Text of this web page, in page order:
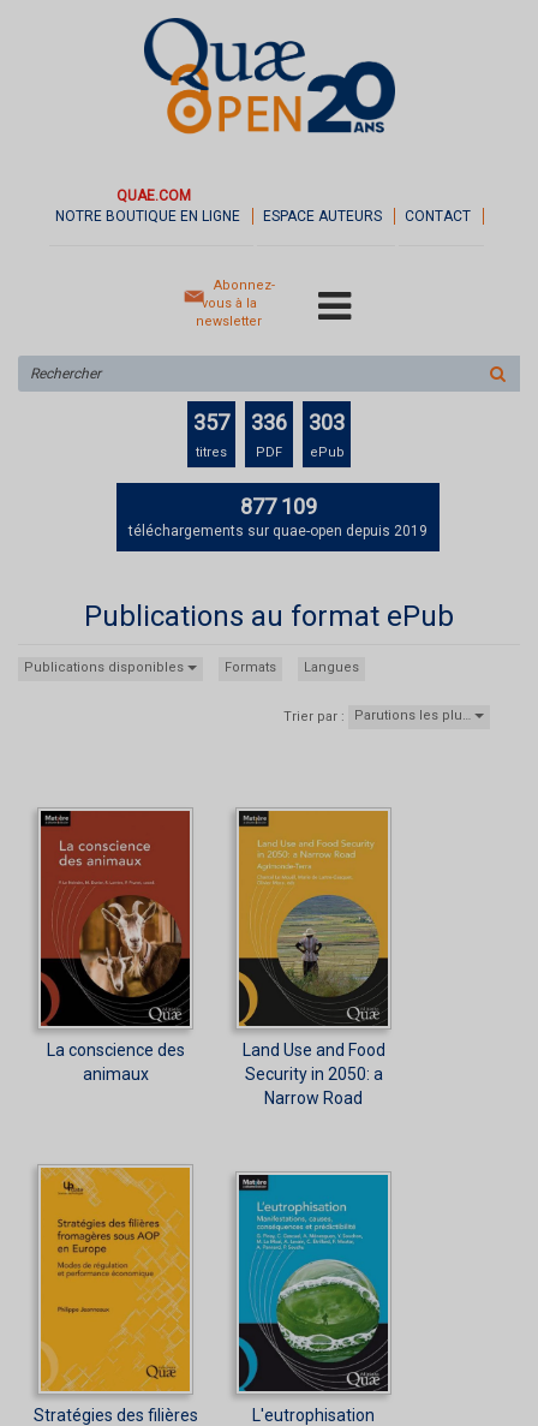
QUAE.COM
NOTRE BOUTIQUE EN LIGNE
ESPACE AUTEURS CONTACT
Abonnez-
vous à la
newsletter
sur
le
357
titres
336
PDF
303
ePub
877 109
téléchargements sur quae-open depuis 2019
Publications au format ePub
Publications disponibles Formats Langues
Trier par : Parutions les plu…
La conscience des
animaux
Land Use and Food
Security in 2050: a
Narrow Road
Stratégies des filières
L'eutrophisation